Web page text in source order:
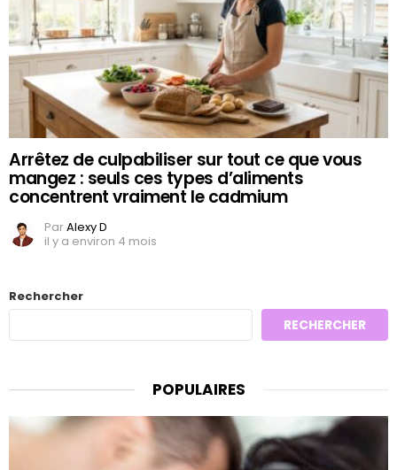
Arrêtez de culpabiliser sur tout ce que vous
mangez : seuls ces types d’aliments
concentrent vraiment le cadmium
ParAlexy D
il y a environ 4 mois
Rechercher
RECHERCHER
POPULAIRES